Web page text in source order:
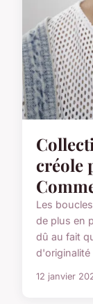
créole
Les
de plus en
dû au fait
d'originalité
12 janvier